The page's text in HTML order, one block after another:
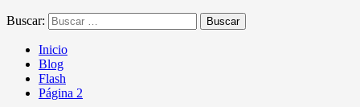
Buscar:
Inicio
Blog
Flash
Página 2